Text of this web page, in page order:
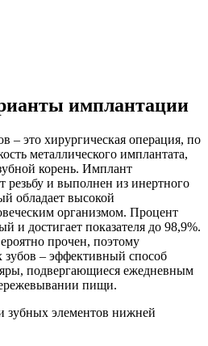
имплантации
– это хирургическая операция, по
металлического имплантата,
корень. Имплант
и выполнен из инертного
обладает высокой
организмом. Процент
и достигает показателя до 98,9%.
прочен, поэтому
– эффективный способ
подвергающиеся ежедневным
пищи.
зубных элементов нижней